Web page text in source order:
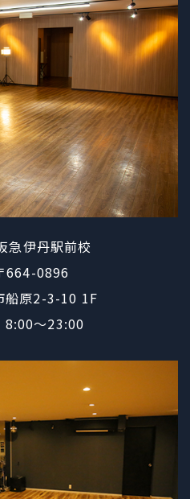
伊丹駅前校
664-0896
船原2-3-10 1F
8:00〜23:00